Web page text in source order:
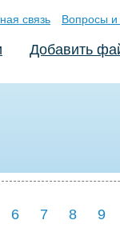
связь Вопросы
Добавить
6 7 8 9